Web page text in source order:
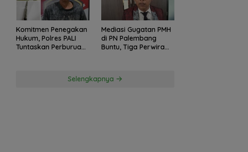
Komitmen Penegakan
Hukum, Polres PALI
Tuntaskan Perburuan
Mediasi Gugatan PMH
di PN Palembang
Buntu, Tiga Perwira
Pertanyakan
Selengkapnya